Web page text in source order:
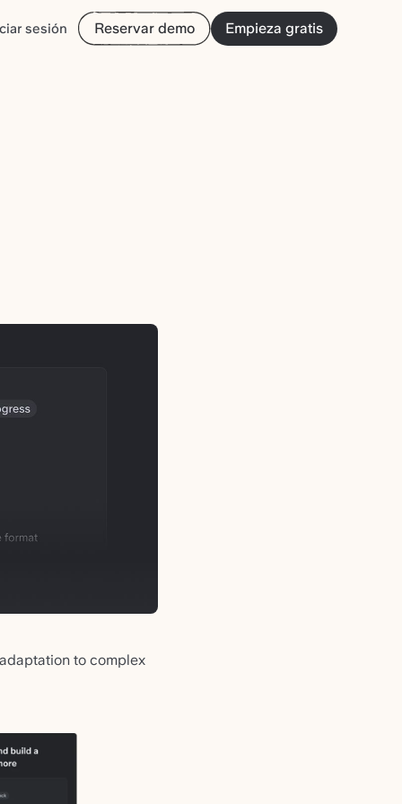
sesión Reservar demo Empieza gratis
to complex